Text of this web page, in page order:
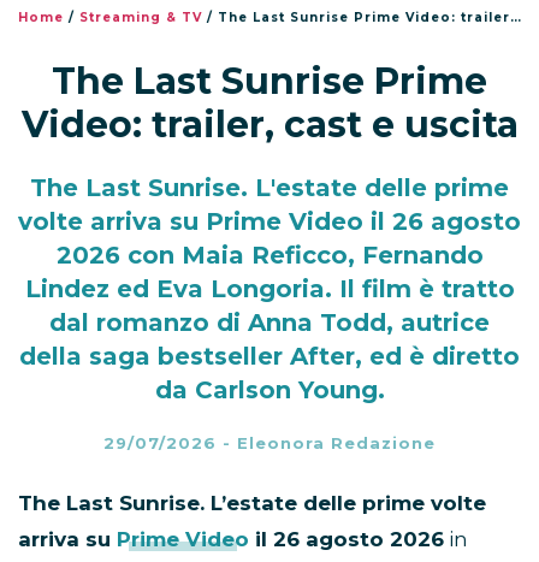
Home / Streaming & TV / The Last Sunrise Prime Video: trailer, cast e uscita
The Last Sunrise Prime
Video: trailer, cast e uscita
The Last Sunrise. L'estate delle prime
volte arriva su Prime Video il 26 agosto
2026 con Maia Reficco, Fernando
Lindez ed Eva Longoria. Il film è tratto
dal romanzo di Anna Todd, autrice
della saga bestseller After, ed è diretto
da Carlson Young.
29/07/2026 - Eleonora Redazione
The Last Sunrise. L’estate delle prime volte
arriva su Prime Video il 26 agosto 2026 in